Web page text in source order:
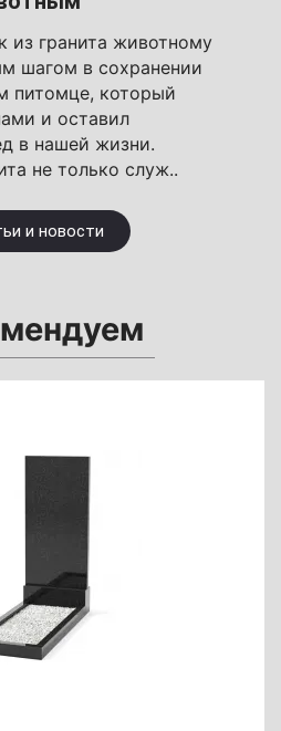
из гранита животному
шагом в сохранении
питомце, который
и оставил
в нашей жизни.
не только служ..
и новости